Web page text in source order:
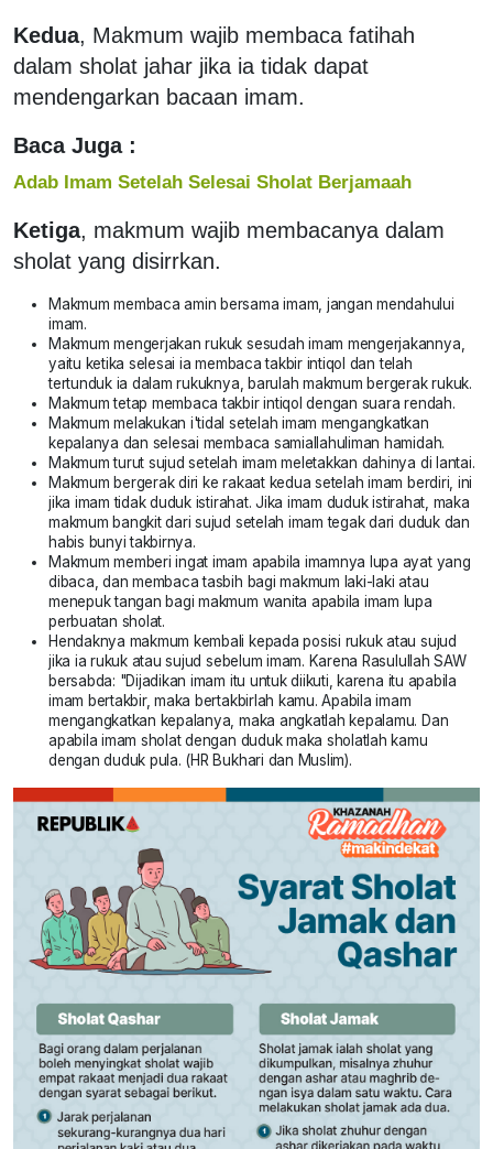
Kedua, Makmum wajib membaca fatihah
dalam sholat jahar jika ia tidak dapat
mendengarkan bacaan imam.
Baca Juga :
Adab Imam Setelah Selesai Sholat Berjamaah
Ketiga, makmum wajib membacanya dalam
sholat yang disirrkan.
Makmum membaca amin bersama imam, jangan mendahului
imam.
Makmum mengerjakan rukuk sesudah imam mengerjakannya,
yaitu ketika selesai ia membaca takbir intiqol dan telah
tertunduk ia dalam rukuknya, barulah makmum bergerak rukuk.
Makmum tetap membaca takbir intiqol dengan suara rendah.
Makmum melakukan i'tidal setelah imam mengangkatkan
kepalanya dan selesai membaca samiallahuliman hamidah.
Makmum turut sujud setelah imam meletakkan dahinya di lantai.
Makmum bergerak diri ke rakaat kedua setelah imam berdiri, ini
jika imam tidak duduk istirahat. Jika imam duduk istirahat, maka
makmum bangkit dari sujud setelah imam tegak dari duduk dan
habis bunyi takbirnya.
Makmum memberi ingat imam apabila imamnya lupa ayat yang
dibaca, dan membaca tasbih bagi makmum laki-laki atau
menepuk tangan bagi makmum wanita apabila imam lupa
perbuatan sholat.
Hendaknya makmum kembali kepada posisi rukuk atau sujud
jika ia rukuk atau sujud sebelum imam. Karena Rasulullah SAW
bersabda: "Dijadikan imam itu untuk diikuti, karena itu apabila
imam bertakbir, maka bertakbirlah kamu. Apabila imam
mengangkatkan kepalanya, maka angkatlah kepalamu. Dan
apabila imam sholat dengan duduk maka sholatlah kamu
dengan duduk pula. (HR Bukhari dan Muslim).